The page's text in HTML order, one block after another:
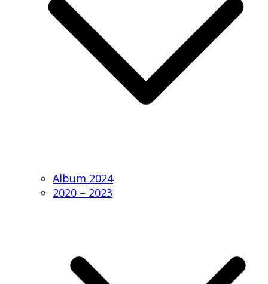
Album 2024
2020 – 2023